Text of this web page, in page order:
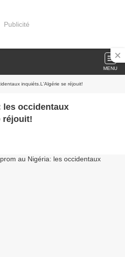
Publicité
MENU
inquiéts.L'Algérie se réjouit!
les occidentaux
réjouit!